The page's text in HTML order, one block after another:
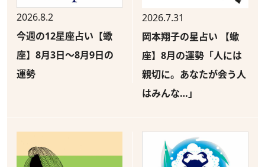
2026.8.2
今週の12星座占い【蠍
座】8月3日～8月9日の
運勢
2026.7.31
岡本翔子の星占い 【蠍
座】8月の運勢「人には
親切に。あなたが会う人
はみんな…」